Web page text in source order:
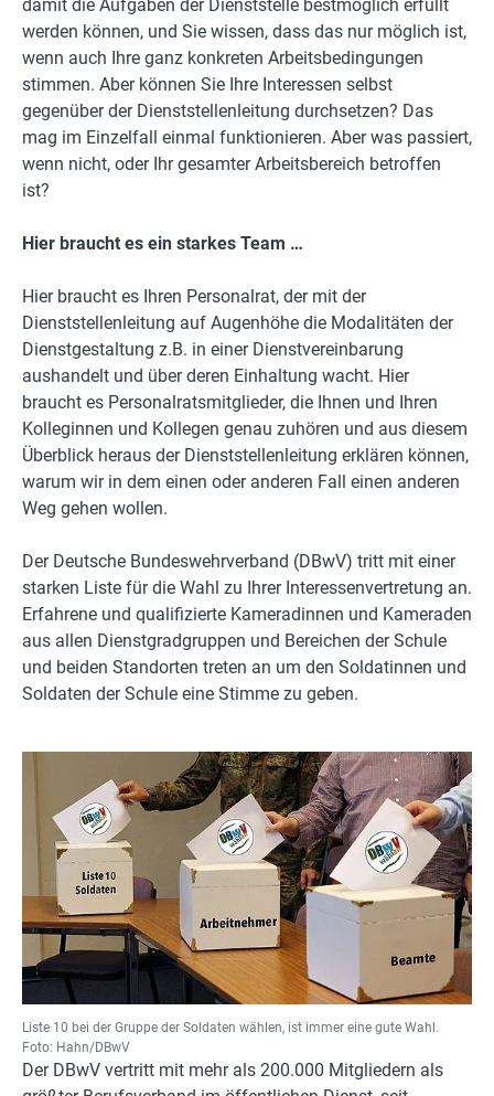
damit die Aufgaben der Dienststelle bestmöglich erfüllt
werden können, und Sie wissen, dass das nur möglich ist,
wenn auch Ihre ganz konkreten Arbeitsbedingungen
stimmen. Aber können Sie Ihre Interessen selbst
gegenüber der Dienststellenleitung durchsetzen? Das
mag im Einzelfall einmal funktionieren. Aber was passiert,
wenn nicht, oder Ihr gesamter Arbeitsbereich betroffen
ist?
Hier braucht es ein starkes Team …
Hier braucht es Ihren Personalrat, der mit der
Dienststellenleitung auf Augenhöhe die Modalitäten der
Dienstgestaltung z.B. in einer Dienstvereinbarung
aushandelt und über deren Einhaltung wacht. Hier
braucht es Personalratsmitglieder, die Ihnen und Ihren
Kolleginnen und Kollegen genau zuhören und aus diesem
Überblick heraus der Dienststellenleitung erklären können,
warum wir in dem einen oder anderen Fall einen anderen
Weg gehen wollen.
Der Deutsche Bundeswehrverband (DBwV) tritt mit einer
starken Liste für die Wahl zu Ihrer Interessenvertretung an.
Erfahrene und qualifizierte Kameradinnen und Kameraden
aus allen Dienstgradgruppen und Bereichen der Schule
und beiden Standorten treten an um den Soldatinnen und
Soldaten der Schule eine Stimme zu geben.
Liste 10 bei der Gruppe der Soldaten wählen, ist immer eine gute Wahl.
Foto: Hahn/DBwV
Der DBwV vertritt mit mehr als 200.000 Mitgliedern als